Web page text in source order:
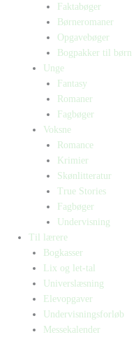
Faktabøger
Børneromaner
Opgavebøger
Bogpakker til børn
Unge
Fantasy
Romaner
Fagbøger
Voksne
Romance
Krimier
Skønlitteratur
True Stories
Fagbøger
Undervisning
Til lærere
Bogkasser
Lix og let-tal
Universlæsning
Elevopgaver
Undervisningsforløb
Messekalender